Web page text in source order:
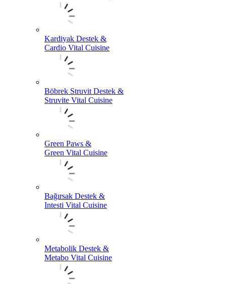
Kardiyak Destek &
Cardio Vital Cuisine
Böbrek Struvit Destek &
Struvite Vital Cuisine
Green Paws &
Green Vital Cuisine
Bağırsak Destek &
Intesti Vital Cuisine
Metabolik Destek &
Metabo Vital Cuisine